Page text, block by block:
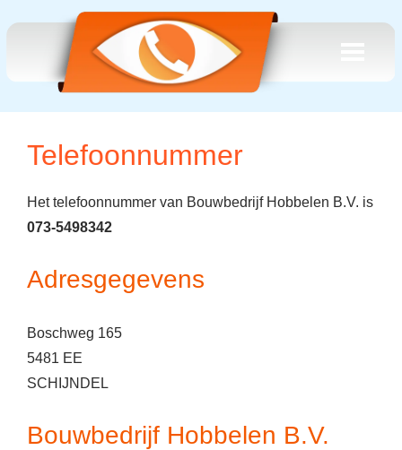
Telefoonnummer
Het telefoonnummer van Bouwbedrijf Hobbelen B.V. is
073-5498342
Adresgegevens
Boschweg 165
5481 EE
SCHIJNDEL
Bouwbedrijf Hobbelen B.V.